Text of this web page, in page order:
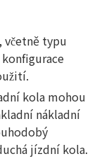
včetně typu
kola mohou
nákladní
jízdní kola.